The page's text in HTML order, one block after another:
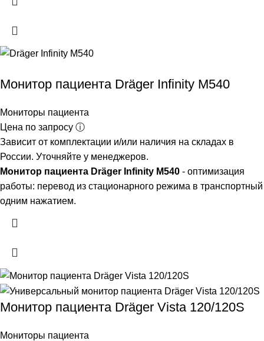
Монитор пациента Dräger Infinity M540
Мониторы пациента
Цена по запросу ⓘ
Зависит от комплектации и/или наличия на складах в
России. Уточняйте у менеджеров.
Монитор пациента Dräger Infinity M540 - оптимизация
работы: перевод из стационарного режима в транспортный
одним нажатием.
Монитор пациента Dräger Vista 120/120S
Мониторы пациента